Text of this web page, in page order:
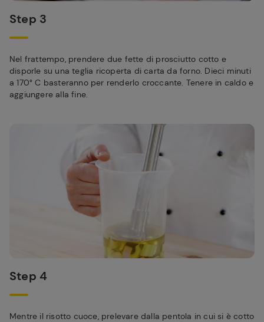
Step 3
Nel frattempo, prendere due fette di prosciutto cotto e
disporle su una teglia ricoperta di carta da forno. Dieci minuti
a 170° C basteranno per renderlo croccante. Tenere in caldo e
aggiungere alla fine.
Step 4
Mentre il risotto cuoce, prelevare dalla pentola in cui si è cotto